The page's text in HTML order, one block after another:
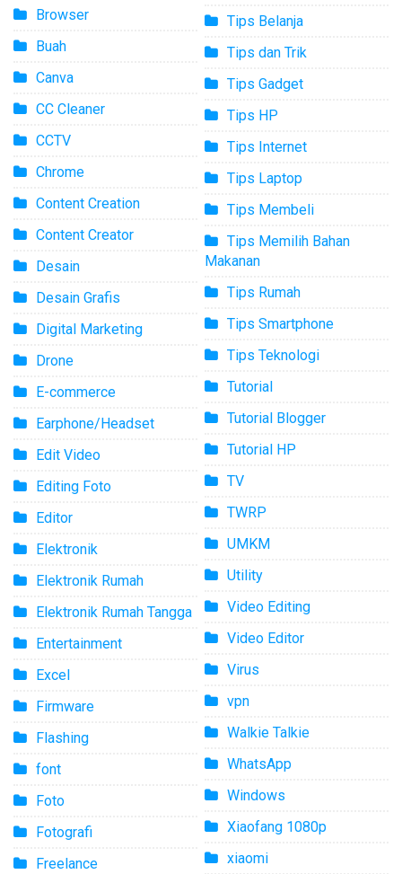
Browser
Buah
Canva
CC Cleaner
CCTV
Chrome
Content Creation
Content Creator
Desain
Desain Grafis
Digital Marketing
Drone
E-commerce
Earphone/Headset
Edit Video
Editing Foto
Editor
Elektronik
Elektronik Rumah
Elektronik Rumah Tangga
Entertainment
Excel
Firmware
Flashing
font
Foto
Fotografi
Freelance
Tips Belanja
Tips dan Trik
Tips Gadget
Tips HP
Tips Internet
Tips Laptop
Tips Membeli
Tips Memilih Bahan
Makanan
Tips Rumah
Tips Smartphone
Tips Teknologi
Tutorial
Tutorial Blogger
Tutorial HP
TV
TWRP
UMKM
Utility
Video Editing
Video Editor
Virus
vpn
Walkie Talkie
WhatsApp
Windows
Xiaofang 1080p
xiaomi